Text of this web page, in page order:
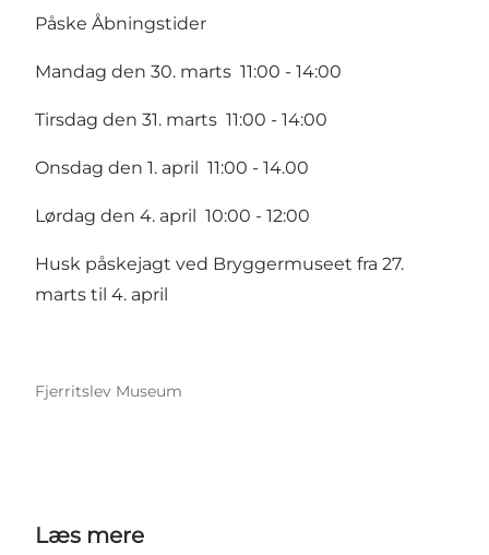
Påske Åbningstider
Mandag den 30. marts 11:00 - 14:00
Tirsdag den 31. marts 11:00 - 14:00
Onsdag den 1. april 11:00 - 14.00
Lørdag den 4. april 10:00 - 12:00
Husk påskejagt ved Bryggermuseet fra 27.
marts til 4. april
Fjerritslev Museum
Læs mere